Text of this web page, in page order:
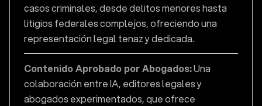
casos criminales, desde delitos menores hasta
litigios federales complejos, ofreciendo una
representación legal tenaz y dedicada.
Contenido Aprobado por Abogados:Una
colaboración entre IA, editores legales y
abogados experimentados, que ofrece